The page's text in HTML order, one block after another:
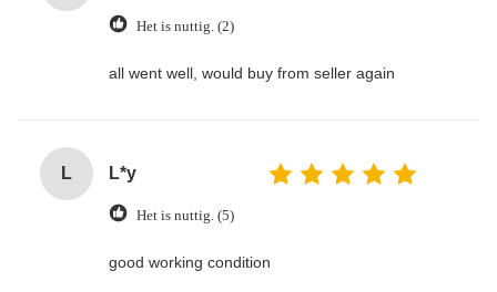
Het is nuttig. (2)
all went well, would buy from seller again
L L*y
Het is nuttig. (5)
good working condition